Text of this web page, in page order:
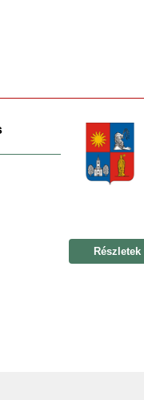
Részletek